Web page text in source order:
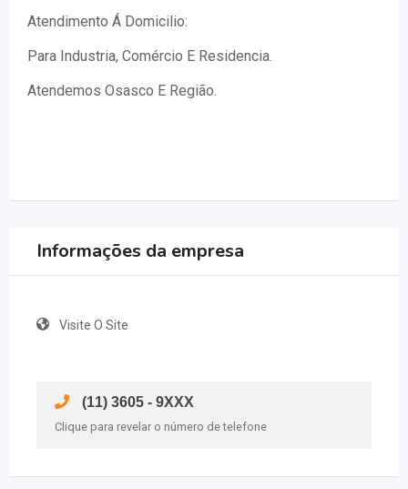
Atendimento Á Domicilio:
Para Industria, Comércio E Residencia.
Atendemos Osasco E Região.
Informações da empresa
Visite O Site
(11) 3605 - 9XXX
Clique para revelar o número de telefone